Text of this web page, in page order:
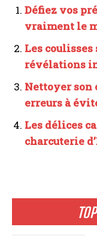
Défiez vos
vraiment le
Les
révélations
Nettoyer son
erreurs à
Les délices
charcuterie